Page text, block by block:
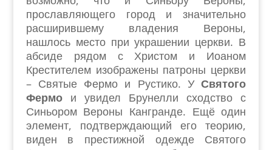
прославляющего город и значительно
расширившему владения Вероны,
нашлось место при украшении церкви. В
абсиде рядом с Христом и Иоаном
Крестителем изображены патроны церкви
– Святые Фермо и Рустико. УСвятого
Фермои увидел Брунелли сходство с
Синьором Вероны Кангранде. Ещё один
элемент, подтверждающий его теорию,
виден в престижной одежде Святого